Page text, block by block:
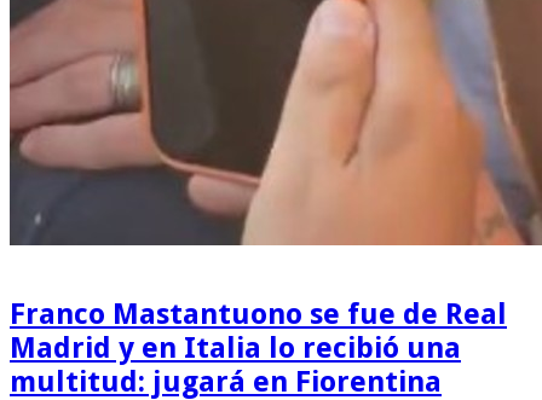
Franco Mastantuono se fue de Real
Madrid y en Italia lo recibió una
multitud: jugará en Fiorentina